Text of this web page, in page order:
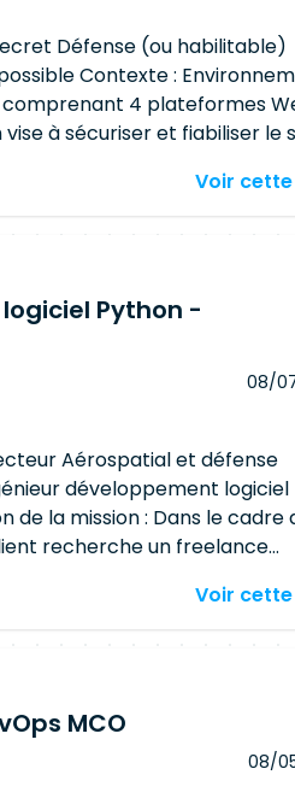
Défense (ou habilitable)
Contexte :
4 plateformes
vise à sécuriser et fiabiliser le
de la supervision. Missions :
les mises à jour sur toutes
les firmwares serveurs
la documentation, les
Enrichir la supervision
et vérifier la bonne
Voir
Python -
08/
Aérospatial et défense
développement logiciel
de la mission : Dans le cadre
recherche un freelance
Développeur python, vous
(Grooming, Daily, Démo,
en Python des
plateforme de service
unitaires et d'intégration
des équipes de
Voir
MCO
08/